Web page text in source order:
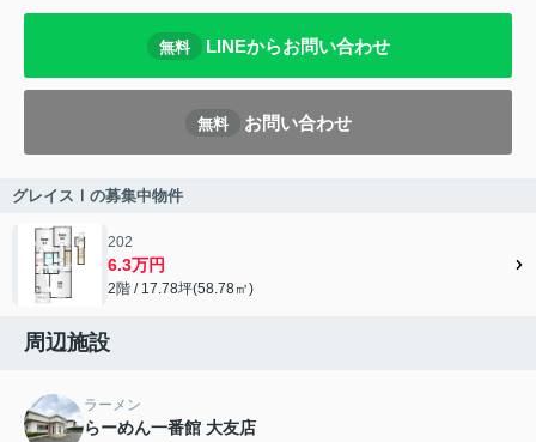
無料 LINEからお問い合わせ
無料 お問い合わせ
グレイスⅠの募集中物件
202
6.3万円
2階 / 17.78坪(58.78㎡)
周辺施設
ラーメン
らーめん一番館 大友店